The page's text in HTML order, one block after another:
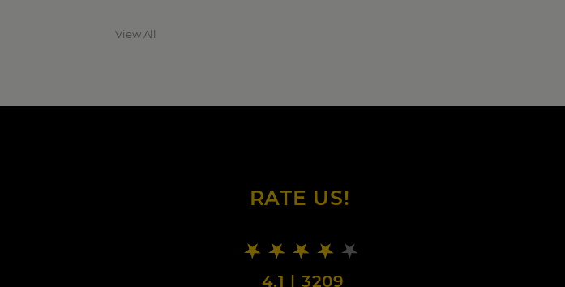
View All
RATE US!
4.1 | 3209